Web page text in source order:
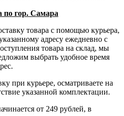
по гор. Самара
товара с помощью курьера,
адресу ежедневно с
товара на склад, мы
выбрать удобное время
при курьере, осматриваете на
указанной комплектации.
от 249 рублей, в